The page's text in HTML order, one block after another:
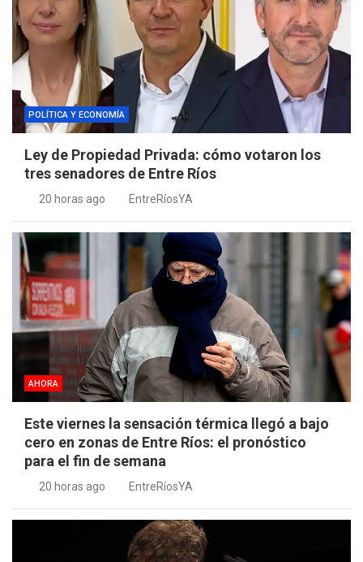
POLÍTICA Y ECONOMÍA
Ley de Propiedad Privada: cómo votaron los
tres senadores de Entre Ríos
20 horas ago EntreRíosYA
AHORA
Este viernes la sensación térmica llegó a bajo
cero en zonas de Entre Ríos: el pronóstico
para el fin de semana
20 horas ago EntreRíosYA